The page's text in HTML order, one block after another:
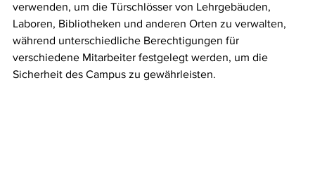
verwenden, um die Türschlösser von Lehrgebäuden,
Laboren, Bibliotheken und anderen Orten zu verwalten,
während unterschiedliche Berechtigungen für
verschiedene Mitarbeiter festgelegt werden, um die
Sicherheit des Campus zu gewährleisten.